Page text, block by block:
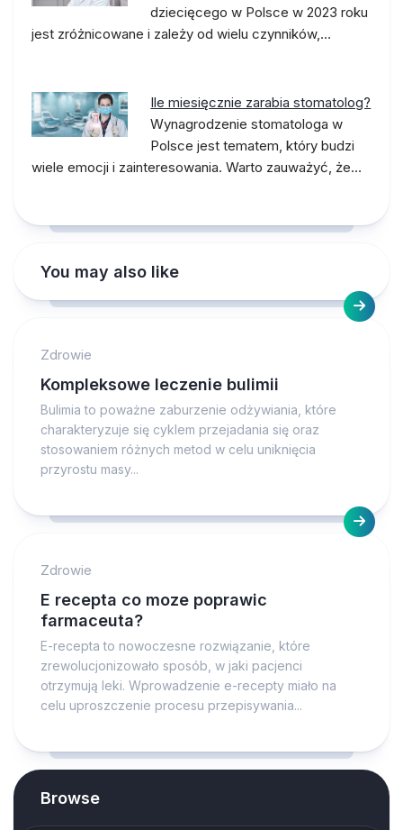
dziecięcego w Polsce w 2023 roku
jest zróżnicowane i zależy od wielu czynników,…
Ile miesięcznie zarabia stomatolog?
Wynagrodzenie stomatologa w
Polsce jest tematem, który budzi
wiele emocji i zainteresowania. Warto zauważyć, że…
You may also like
Zdrowie
Kompleksowe leczenie bulimii
Bulimia to poważne zaburzenie odżywiania, które
charakteryzuje się cyklem przejadania się oraz
stosowaniem różnych metod w celu uniknięcia
przyrostu masy...
Zdrowie
E recepta co moze poprawic
farmaceuta?
E-recepta to nowoczesne rozwiązanie, które
zrewolucjonizowało sposób, w jaki pacjenci
otrzymują leki. Wprowadzenie e-recepty miało na
celu uproszczenie procesu przepisywania...
Browse